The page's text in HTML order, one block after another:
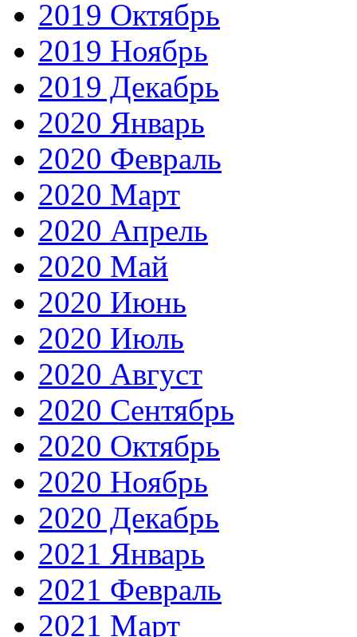
2019 Октябрь
2019 Ноябрь
2019 Декабрь
2020 Январь
2020 Февраль
2020 Март
2020 Апрель
2020 Май
2020 Июнь
2020 Июль
2020 Август
2020 Сентябрь
2020 Октябрь
2020 Ноябрь
2020 Декабрь
2021 Январь
2021 Февраль
2021 Март